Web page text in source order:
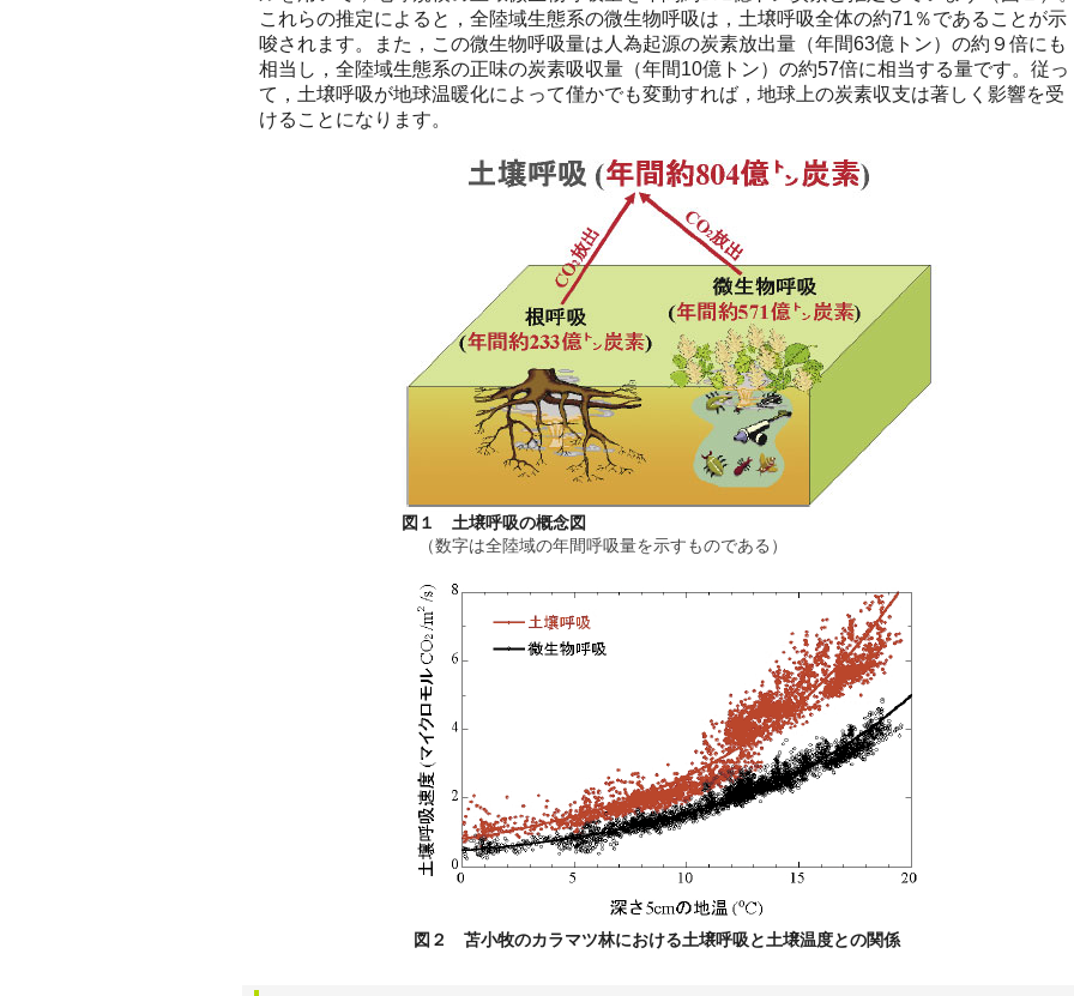
これらの推定によると，全陸域生態系の微生物呼吸は，土壌呼吸全体の約71％であることが示
唆されます。また，この微生物呼吸量は人為起源の炭素放出量（年間63億トン）の約９倍にも
相当し，全陸域生態系の正味の炭素吸収量（年間10億トン）の約57倍に相当する量です。従っ
て，土壌呼吸が地球温暖化によって僅かでも変動すれば，地球上の炭素収支は著しく影響を受
けることになります。
図１ 土壌呼吸の概念図
（数字は全陸域の年間呼吸量を示すものである）
図２ 苫小牧のカラマツ林における土壌呼吸と土壌温度との関係